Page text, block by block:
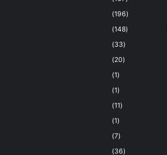
(196)
(148)
(33)
(20)
(1)
(1)
(11)
(1)
(7)
(36)